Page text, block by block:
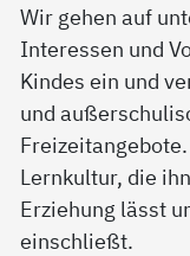
Wir gehen auf
Interessen und
Kindes ein und
und
Lernkultur, die
Erziehung lässt
einschließt.